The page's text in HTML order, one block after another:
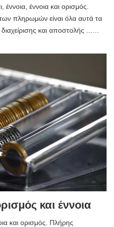
έννοια, έννοια και ορισμός.
πληρωμών είναι όλα αυτά τα
και αποστολής ...…
και έννοια
και ορισμός. Πλήρης